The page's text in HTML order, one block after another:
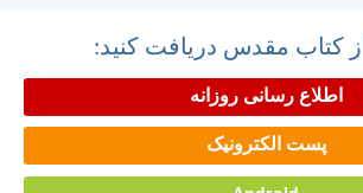
کتاب مقدس دریافت کنید:
اطلاع رسانی روزانه
پست الکترونیک